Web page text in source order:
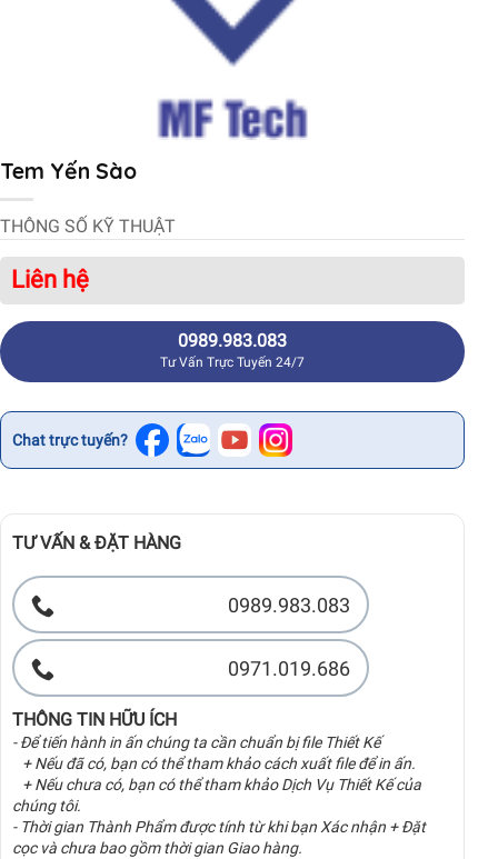
Tem Yến Sào
THÔNG SỐ KỸ THUẬT
Liên hệ
0989.983.083
Tư Vấn Trực Tuyến 24/7
Chat trực tuyến?
TƯ VẤN & ĐẶT HÀNG
0989.983.083
0971.019.686
THÔNG TIN HỮU ÍCH
- Để tiến hành in ấn chúng ta cần chuẩn bị file Thiết Kế
+ Nếu đã có, bạn có thể tham khảo cách xuất file để in ấn.
+ Nếu chưa có, bạn có thể tham khảo Dịch Vụ Thiết Kế của
chúng tôi.
- Thời gian Thành Phẩm được tính từ khi bạn Xác nhận + Đặt
cọc và chưa bao gồm thời gian Giao hàng.